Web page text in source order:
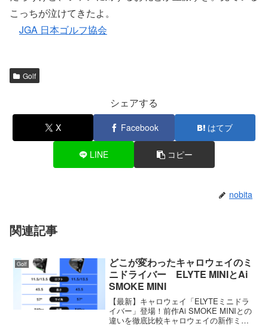
こっちが泣けてきたよ。
JGA 日本ゴルフ協会
Golf
シェアする
X Facebook はてブ
LINE コピー
nobita
関連記事
Golf
どこが変わったキャロウェイのミ
ニドライバー ELYTE MINIとAi
SMOKE MINI
【最新】キャロウェイ「ELYTEミニドラ
イバー」登場！前作Ai SMOKE MINIとの
違いを徹底比較キャロウェイの新作ミニ